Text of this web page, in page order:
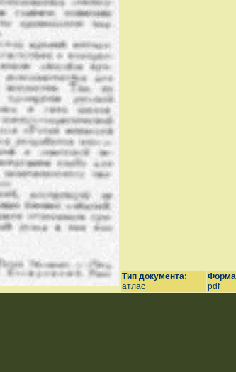
Тип документа:
атлас
pdf